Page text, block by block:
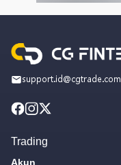
support.id@cgtrade.com
Trading
Akun